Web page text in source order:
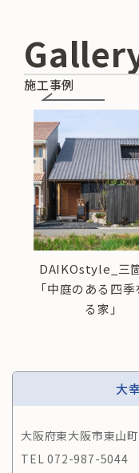
施工事例
DAIKOstyle_三
「中庭のある四
る家」
大
大阪府東大阪市東山
072-987-5044